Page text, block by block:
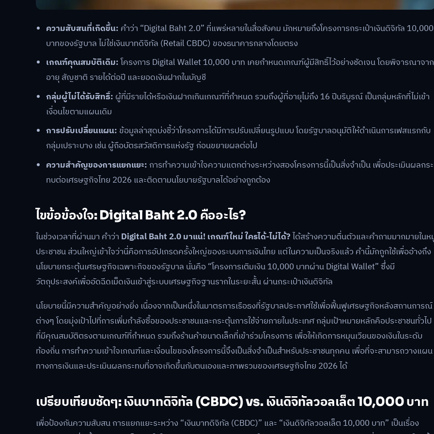
ความสับสนที่เกิดขึ้น: คำว่า “Digital Baht 2.0” ที่แพร่หลายในสื่อสังคม มักหมายถึงโครงการกระเป๋าเงินดิจิทัล 10,000
บาทของรัฐบาล ไม่ใช่เงินบาทดิจิทัล (Retail CBDC) ของธนาคารกลางโดยตรง
เกณฑ์คุณสมบัติเดิม:โครงการ Digital Wallet 10,000 บาท เคยกำหนดเกณฑ์ผู้มีสิทธิ์ไว้อย่างชัดเจน โดยพิจารณาจาก
อายุ สัญชาติ รายได้ต่อปี และยอดเงินฝากในบัญชี
กลุ่มผู้ไม่ได้รับสิทธิ์: ผู้ที่มีรายได้หรือเงินฝากเกินเกณฑ์ที่กำหนด รวมถึงผู้ที่อายุไม่ถึง 16 ปีบริบูรณ์ เป็นกลุ่มหลักที่ไม่เข้า
เงื่อนไขตามแผนเดิม
การปรับเปลี่ยนแผน: ข้อมูลล่าสุดบ่งชี้ว่าโครงการได้มีการปรับเปลี่ยนรูปแบบ โดยรัฐบาลอนุมัติให้ดำเนินการเฟสแรกกับ
กลุ่มเปราะบาง เช่น ผู้ถือบัตรสวัสดิการแห่งรัฐ ก่อนขยายผลต่อไป
ความสำคัญของการแยกแยะ: การทำความเข้าใจความแตกต่างระหว่างสองโครงการนี้เป็นสิ่งจำเป็น เพื่อประเมินผลกระ
ทบต่อเศรษฐกิจไทย 2026 และติดตามนโยบายรัฐบาลได้อย่างถูกต้อง
ไขข้อข้องใจ: Digital Baht 2.0 คืออะไร?
ในช่วงเวลาที่ผ่านมา คำว่า Digital Baht 2.0 มาแน่! เกณฑ์ใหม่ ใครได้-ไม่ได้?ได้สร้างความตื่นตัวและคำถามมากมายในห
ประชาชน ส่วนใหญ่เข้าใจว่านี่คือการอัปเกรดครั้งใหญ่ของระบบการเงินไทย แต่ในความเป็นจริงแล้ว คำนี้มักถูกใช้เพื่ออ้างถึง
นโยบายกระตุ้นเศรษฐกิจเฉพาะกิจของรัฐบาล นั่นคือ “โครงการเติมเงิน 10,000 บาทผ่าน Digital Wallet” ซึ่งมี
วัตถุประสงค์เพื่ออัดฉีดเม็ดเงินเข้าสู่ระบบเศรษฐกิจฐานรากในระยะสั้น ผ่านกระเป๋าเงินดิจิทัล
นโยบายนี้มีความสำคัญอย่างยิ่ง เนื่องจากเป็นหนึ่งในมาตรการเรือธงที่รัฐบาลประกาศใช้เพื่อฟื้นฟูเศรษฐกิจหลังสถานการณ์
ต่างๆ โดยมุ่งเป้าไปที่การเพิ่มกำลังซื้อของประชาชนและกระตุ้นการใช้จ่ายภายในประเทศ กลุ่มเป้าหมายหลักคือประชาชนทั่วไป
ที่มีคุณสมบัติตรงตามเกณฑ์ที่กำหนด รวมถึงร้านค้าขนาดเล็กที่เข้าร่วมโครงการ เพื่อให้เกิดการหมุนเวียนของเงินในระดับ
ท้องถิ่น การทำความเข้าใจเกณฑ์และเงื่อนไขของโครงการนี้จึงเป็นสิ่งจำเป็นสำหรับประชาชนทุกคน เพื่อที่จะสามารถวางแผน
ทางการเงินและประเมินผลกระทบที่อาจเกิดขึ้นกับตนเองและภาพรวมของเศรษฐกิจไทย 2026 ได้
เปรียบเทียบชัดๆ: เงินบาทดิจิทัล (CBDC) vs. เงินดิจิทัลวอลเล็ต 10,000 บาท
เพื่อป้องกันความสับสน การแยกแยะระหว่าง “เงินบาทดิจิทัล (CBDC)” และ “เงินดิจิทัลวอลเล็ต 10,000 บาท” เป็นเรื่อง